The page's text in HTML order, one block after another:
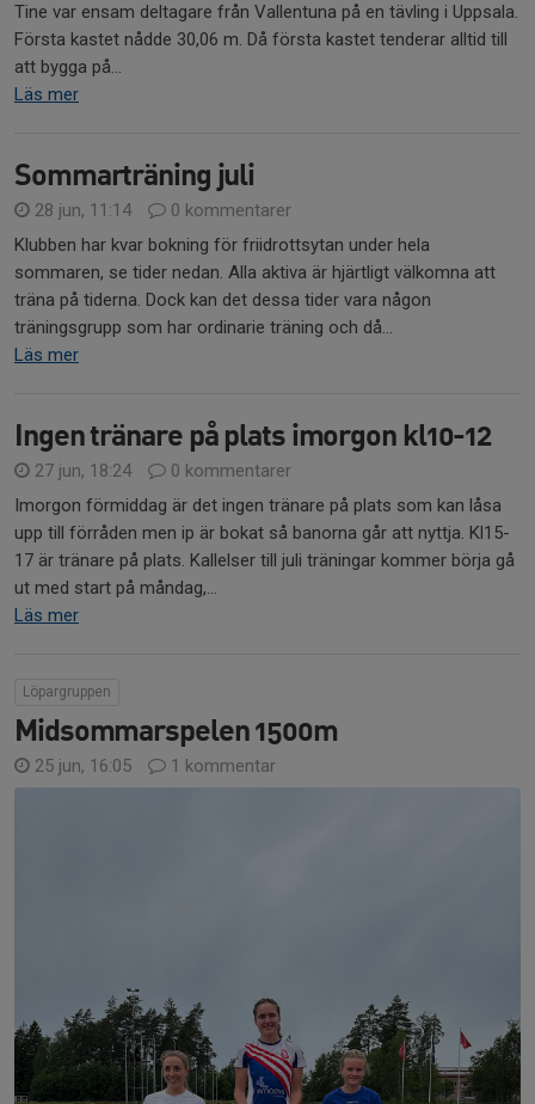
Tine var ensam deltagare från Vallentuna på en tävling i Uppsala.
Första kastet nådde 30,06 m. Då första kastet tenderar alltid till
att bygga på...
Läs mer
Sommarträning juli
28 jun, 11:14
0 kommentarer
Klubben har kvar bokning för friidrottsytan under hela
sommaren, se tider nedan. Alla aktiva är hjärtligt välkomna att
träna på tiderna. Dock kan det dessa tider vara någon
träningsgrupp som har ordinarie träning och då...
Läs mer
Ingen tränare på plats imorgon kl10-12
27 jun, 18:24
0 kommentarer
Imorgon förmiddag är det ingen tränare på plats som kan låsa
upp till förråden men ip är bokat så banorna går att nyttja. Kl15-
17 är tränare på plats. Kallelser till juli träningar kommer börja gå
ut med start på måndag,...
Läs mer
Löpargruppen
Midsommarspelen 1500m
25 jun, 16:05 1 kommentar